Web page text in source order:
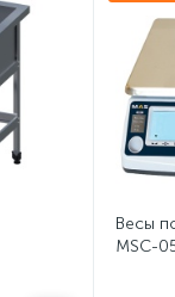
Весы
MSC-